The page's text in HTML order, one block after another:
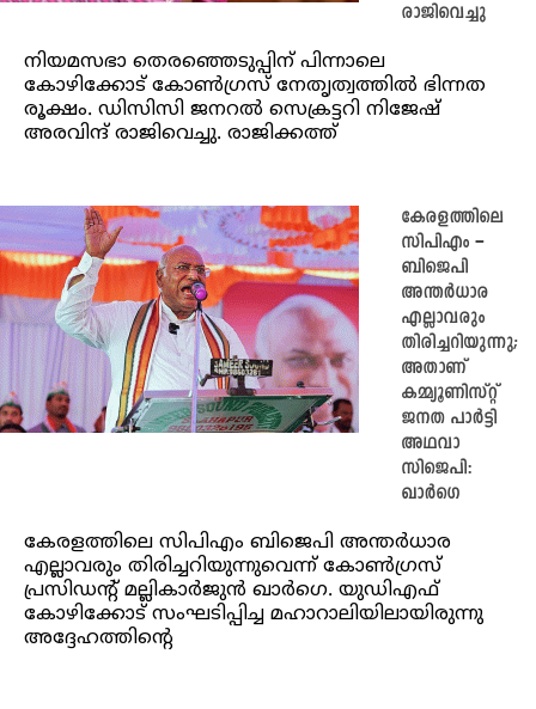
രാജിവെച്ചു
നിയമസഭാ തെരഞ്ഞെടുപ്പിന് പിന്നാലെ
കോഴിക്കോട് കോണ്‍ഗ്രസ് നേതൃത്വത്തില്‍ ഭിന്നത
രൂക്ഷം. ഡിസിസി ജനറല്‍ സെക്രട്ടറി നിജേഷ്
അരവിന്ദ് രാജിവെച്ചു. രാജിക്കത്ത്
കേരളത്തിലെ
സിപിഎം –
ബിജെപി
അന്തർധാര
എല്ലാവരും
തിരിച്ചറിയുന്നു;
അതാണ്
കമ്മ്യൂണിസ്റ്റ്
ജനത പാർട്ടി
അഥവാ
സിജെപി:
ഖാർഗെ
കേരളത്തിലെ സിപിഎം ബിജെപി അന്തർധാര
എല്ലാവരും തിരിച്ചറിയുന്നുവെന്ന് കോൺഗ്രസ്
പ്രസിഡൻ്റ് മല്ലികാർജുൻ ഖാർഗെ. യുഡിഎഫ്
കോഴിക്കോട് സംഘടിപ്പിച്ച മഹാറാലിയിലായിരുന്നു
അദ്ദേഹത്തിൻ്റെ